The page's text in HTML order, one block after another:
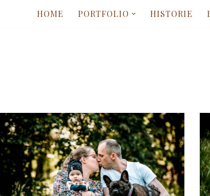
HOME PORTFOLIO HISTORIE